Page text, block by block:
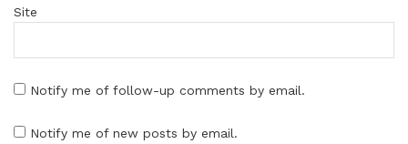
Site
Notify me of follow-up comments by email.
Notify me of new posts by email.